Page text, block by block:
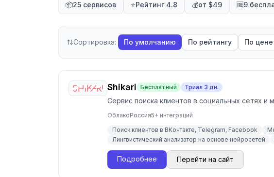
📦25 сервисов ⭐Рейтинг 4.8 💰от $49 🆓9
Сортировка: По умолчанию По рейтингу По
Shikari Бесплатный Триал 3 дн.
Сервис поиска клиентов в социальных сетях и
ОблакоРоссия5+ интеграций
Поиск клиентов в ВКонтакте, Telegram, Facebook
Лингвистический анализатор на основе нейросетей
Подробнее Перейти на сайт